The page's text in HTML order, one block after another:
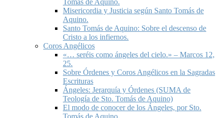
Tomás de Aquino.
Misericordia y Justicia según Santo Tomás de
Aquino.
Santo Tomás de Aquino: Sobre el descenso de
Cristo a los infiernos.
Coros Angélicos
«… seréis como ángeles del cielo.» – Marcos 12,
25.
Sobre Órdenes y Coros Angélicos en la Sagradas
Escrituras
Ángeles: Jerarquía y Órdenes (SUMA de
Teología de Sto. Tomás de Aquino)
El modo de conocer de los Ángeles, por Sto.
Tomás de Aquino.